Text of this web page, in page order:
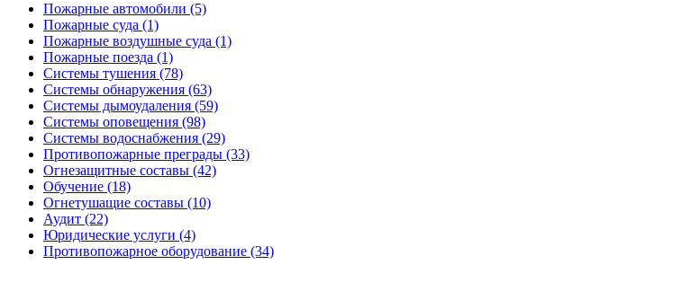
Пожарные автомобили (5)
Пожарные суда (1)
Пожарные воздушные суда (1)
Пожарные поезда (1)
Системы тушения (78)
Системы обнаружения (63)
Системы дымоудаления (59)
Системы оповещения (98)
Системы водоснабжения (29)
Противопожарные преграды (33)
Огнезащитные составы (42)
Обучение (18)
Огнетушащие составы (10)
Аудит (22)
Юридические услуги (4)
Противопожарное оборудование (34)